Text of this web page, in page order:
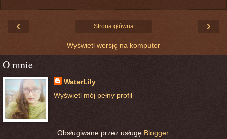
‹ ›
Strona główna
Wyświetl wersję na komputer
O mnie
WaterLily
Wyświetl mój pełny profil
Obsługiwane przez usługę Blogger.